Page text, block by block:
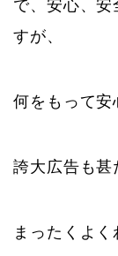
で、安心、安
すが、
何をもって安
誇大広告も
まったくよく